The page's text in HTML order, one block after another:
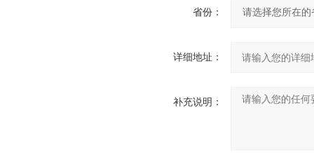
省份：
详细地址：
补充说明：